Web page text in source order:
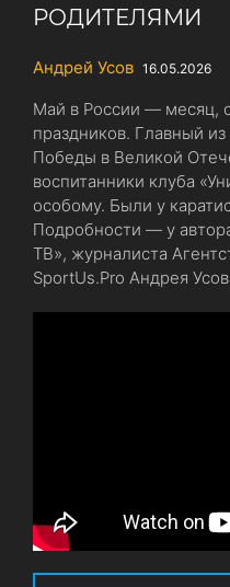
РОДИТЕЛЯМИ
Андрей Усов 16.05.2026
Май в России — месяц,
праздников. Главный
Победы в Великой
воспитанники клуба
особому. Были у
Подробности — у
ТВ», журналиста
SportUs.Pro Андрея